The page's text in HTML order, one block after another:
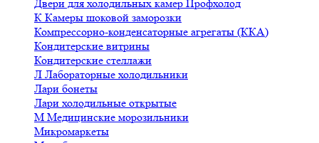
Двери для холодильных камер Профхолод
К Камеры шоковой заморозки
Компрессорно-конденсаторные агрегаты (ККА)
Кондитерские витрины
Кондитерские стеллажи
Л Лабораторные холодильники
Лари бонеты
Лари холодильные открытые
М Медицинские морозильники
Микромаркеты